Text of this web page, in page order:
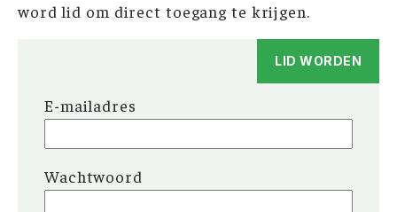
word lid om direct toegang te krijgen.
LID WORDEN
E-mailadres
Wachtwoord